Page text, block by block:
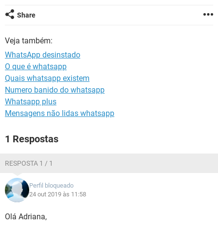
GUIA DE COMPRAS
Share
Veja também:
WhatsApp desinstado
O que é whatsapp
Quais whatsapp existem
Numero banido do whatsapp
Whatsapp plus
Mensagens não lidas whatsapp
1 Respostas
RESPOSTA 1 / 1
Perfil bloqueado
24 out 2019 às 11:58
Olá Adriana,